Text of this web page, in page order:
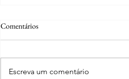
STJ: Lei nº 15.484/2026
relevância das questões de
Comentários
Escreva um comentário